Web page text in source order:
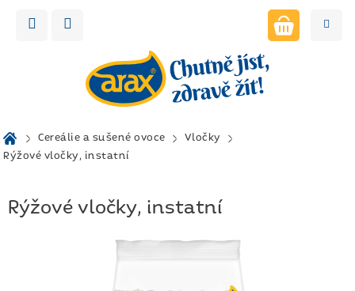
DomůCereálie a sušené ovoce
Vločky
Rýžové vločky, instatní
Rýžové vločky, instatní